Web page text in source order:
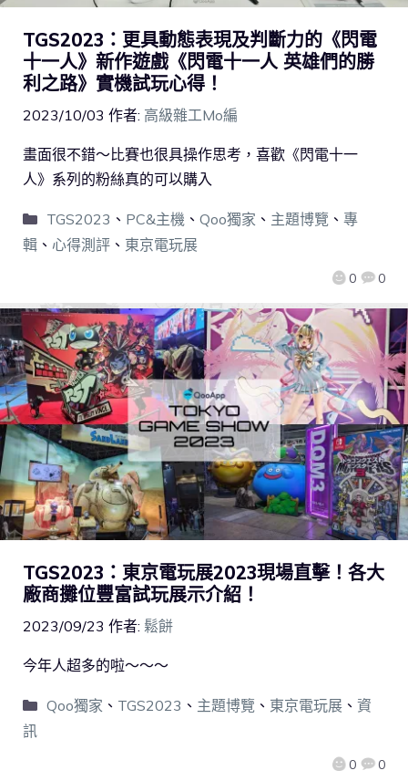
TGS2023：更具動態表現及判斷力的《閃電
十一人》新作遊戲《閃電十一人 英雄們的勝
利之路》實機試玩心得！
2023/10/03 作者: 高級雜工Mo編
0 0
畫面很不錯～比賽也很具操作思考，喜歡《閃電十一
人》系列的粉絲真的可以購入
TGS2023 、 PC&主機、 Qoo獨家 、 主題博覽 、 專
輯 、 心得測評 、 東京電玩展
TGS2023：東京電玩展2023現場直擊！各大
廠商攤位豐富試玩展示介紹！
2023/09/23 作者: 鬆餅
0 0
今年人超多的啦～～～
Qoo獨家 、 TGS2023 、 主題博覽 、 東京電玩展、 資
訊